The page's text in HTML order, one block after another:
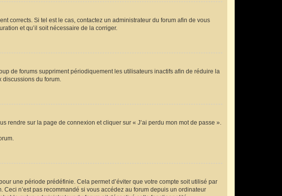
corrects. Si tel est le cas, contactez un administrateur du forum afin de vous
et qu’il soit nécessaire de la corriger.
de forums suppriment périodiquement les utilisateurs inactifs afin de réduire la
discussions du forum.
rendre sur la page de connexion et cliquer sur « J’ai perdu mon mot de passe ».
une période prédéfinie. Cela permet d’éviter que votre compte soit utilisé par
n’est pas recommandé si vous accédez au forum depuis un ordinateur